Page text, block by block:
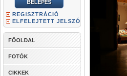
REGISZTRÁCIÓ
ELFELEJTETT JELSZÓ
FŐOLDAL
FOTÓK
CIKKEK